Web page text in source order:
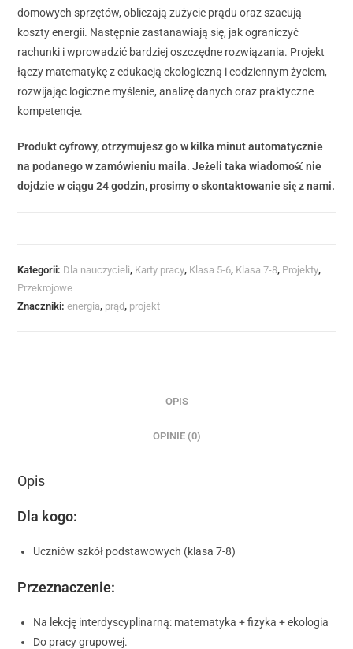
domowych sprzętów, obliczają zużycie prądu oraz szacują
koszty energii. Następnie zastanawiają się, jak ograniczyć
rachunki i wprowadzić bardziej oszczędne rozwiązania. Projekt
łączy matematykę z edukacją ekologiczną i codziennym życiem,
rozwijając logiczne myślenie, analizę danych oraz praktyczne
kompetencje.
Produkt cyfrowy, otrzymujesz go w kilka minut automatycznie
na podanego w zamówieniu maila. Jeżeli taka wiadomość nie
dojdzie w ciągu 24 godzin, prosimy o skontaktowanie się z nami.
Kategorii: Dla nauczycieli, Karty pracy, Klasa 5-6, Klasa 7-8, Projekty,
Przekrojowe
Znaczniki:energia, prąd , projekt
OPIS
OPINIE (0)
Opis
Dla kogo:
Uczniów szkół podstawowych (klasa 7-8)
Przeznaczenie:
Na lekcję interdyscyplinarną: matematyka + fizyka + ekologia
Do pracy grupowej.